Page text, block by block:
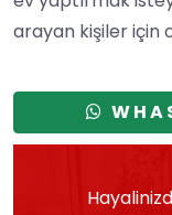
arayan kişiler için